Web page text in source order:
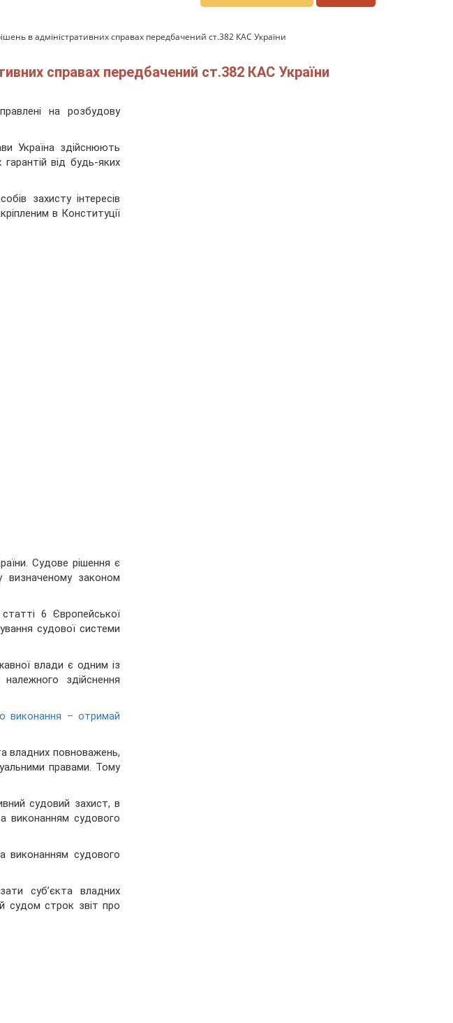
в адміністративних справах передбачений ст.382 КАС України
справах передбачений ст.382 КАС України
на розбудову
Україна здійснюють
від будь-яких
захисту інтересів
в Конституції
Судове рішення є
визначеному законом
6 Європейської
судової системи
влади є одним із
здійснення
виконання – отримай
владних повноважень,
правами. Тому
судовий захист, в
виконанням судового
виконанням судового
суб’єкта владних
судом строк звіт про